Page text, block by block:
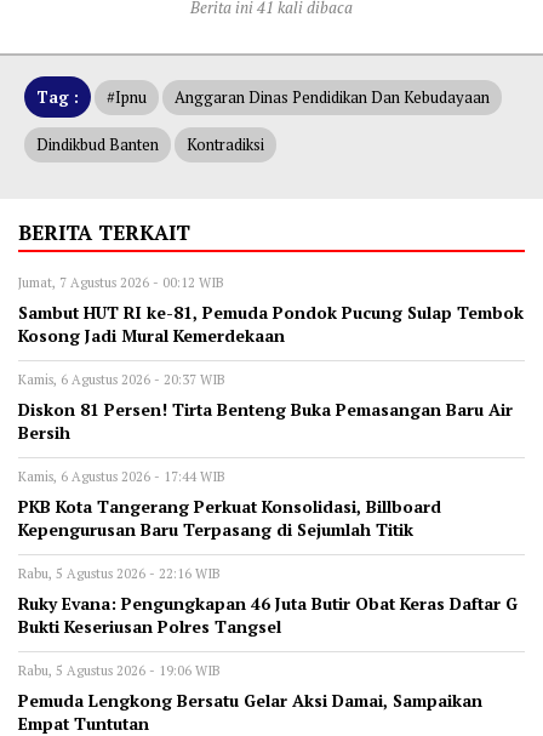
Berita ini 41 kali dibaca
Tag : #ipnu Anggaran Dinas Pendidikan Dan Kebudayaan
Dindikbud Banten Kontradiksi
BERITA TERKAIT
Jumat, 7 Agustus 2026 - 00:12 WIB
Sambut HUT RI ke-81, Pemuda Pondok Pucung Sulap Tembok
Kosong Jadi Mural Kemerdekaan
Kamis, 6 Agustus 2026 - 20:37 WIB
Diskon 81 Persen! Tirta Benteng Buka Pemasangan Baru Air
Bersih
Kamis, 6 Agustus 2026 - 17:44 WIB
‎PKB Kota Tangerang Perkuat Konsolidasi, Billboard
Kepengurusan Baru Terpasang di Sejumlah Titik ‎
Rabu, 5 Agustus 2026 - 22:16 WIB
‎Ruky Evana: Pengungkapan 46 Juta Butir Obat Keras Daftar G
Bukti Keseriusan Polres Tangsel
Rabu, 5 Agustus 2026 - 19:06 WIB
Pemuda Lengkong Bersatu Gelar Aksi Damai, Sampaikan
Empat Tuntutan